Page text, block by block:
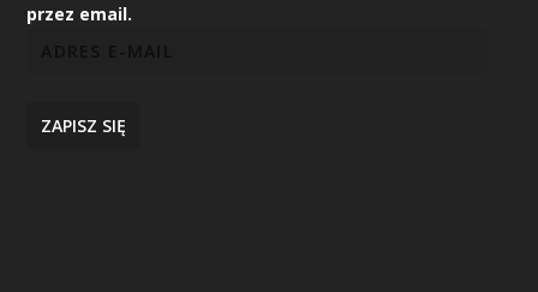
przez email.
ZAPISZ SIĘ